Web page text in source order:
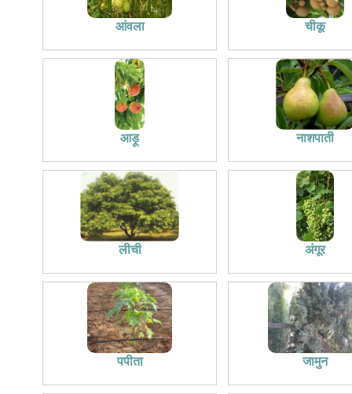
आंवला चीकू
आड़ू नाशपाती
लीची अंगूर
पपीता जामुन